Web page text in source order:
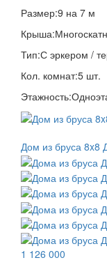
Размер:9 на 7 м
Крыша:
Тип:С эркером /
Кол. комнат:5 шт.
Этажность:
Дом из бруса 8x8
1 126 000